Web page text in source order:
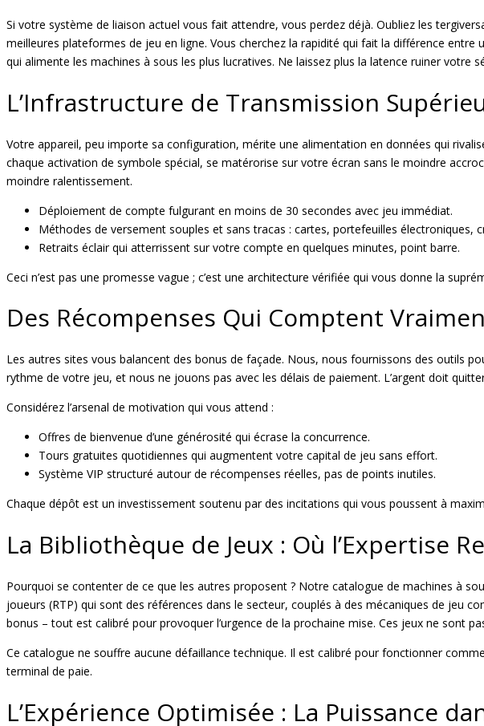
Si votre système de liaison actuel vous fait attendre, vous perdez déjà. Oubliez les
meilleures plateformes de jeu en ligne. Vous cherchez la rapidité qui fait la différence
qui alimente les machines à sous les plus lucratives. Ne laissez plus la latence ruiner votre
L’Infrastructure de Transmission
Votre appareil, peu importe sa configuration, mérite une alimentation en données qui
chaque activation de symbole spécial, se matérorise sur votre écran sans le moindre
moindre ralentissement.
Déploiement de compte fulgurant en moins de 30 secondes avec jeu immédiat.
Méthodes de versement souples et sans tracas : cartes, portefeuilles électroniques,
Retraits éclair qui atterrissent sur votre compte en quelques minutes, point barre.
Ceci n’est pas une promesse vague ; c’est une architecture vérifiée qui vous donne la
Des Récompenses Qui Comptent
Les autres sites vous balancent des bonus de façade. Nous, nous fournissons des outils
rythme de votre jeu, et nous ne jouons pas avec les délais de paiement. L’argent doit
Considérez l’arsenal de motivation qui vous attend :
Offres de bienvenue d’une générosité qui écrase la concurrence.
Tours gratuites quotidiennes qui augmentent votre capital de jeu sans effort.
Système VIP structuré autour de récompenses réelles, pas de points inutiles.
Chaque dépôt est un investissement soutenu par des incitations qui vous poussent à
La Bibliothèque de Jeux : Où l’Expertise
Pourquoi se contenter de ce que les autres proposent ? Notre catalogue de machines à
joueurs (RTP) qui sont des références dans le secteur, couplés à des mécaniques de jeu
bonus – tout est calibré pour provoquer l’urgence de la prochaine mise. Ces jeux ne sont
Ce catalogue ne souffre aucune défaillance technique. Il est calibré pour fonctionner
terminal de paie.
L’Expérience Optimisée : La Puissance